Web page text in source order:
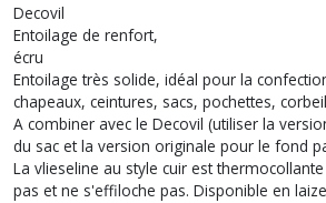
Decovil
Entoilage de renfort,
écru
Entoilage très solide, idéal pour la
chapeaux, ceintures, sacs, pochettes,
A combiner avec le Decovil (utiliser la
du sac et la version originale pour le fond
La vlieseline au style cuir est
pas et ne s'effiloche pas. Disponible en